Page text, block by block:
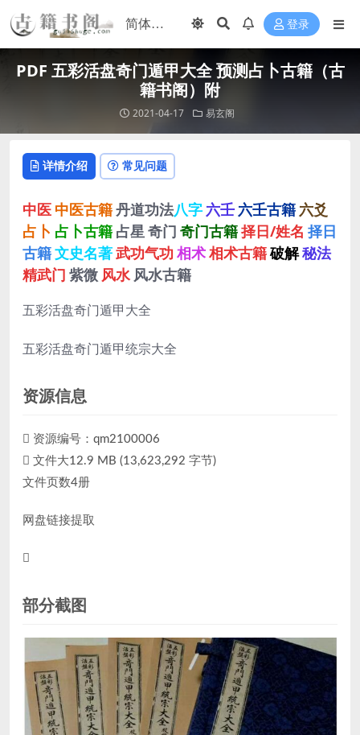
登录
PDF 五彩活盘奇门遁甲大全 预测占卜古籍（古
籍书阁）附
2021-04-17 易玄阁
详情介绍 常见问题
中医 中医古籍丹道功法八字 六壬 六壬古籍 六爻
占卜 占卜古籍 占星 奇门 奇门古籍择日/姓名 择日
古籍文史名著武功气功 相术相术古籍破解秘法
精武门 紫微 风水 风水古籍
五彩活盘奇门遁甲大全
五彩活盘奇门遁甲统宗大全
资源信息
资源编号：qm2100006
文件大12.9 MB (13,623,292 字节)
文件页数4册
网盘链接提取
部分截图